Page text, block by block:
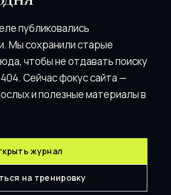
публиковались
Мы сохранили старые
чтобы не отдавать поискy
Сейчас фокус сайта —
и полезные материалы в
журнал
на тренировку